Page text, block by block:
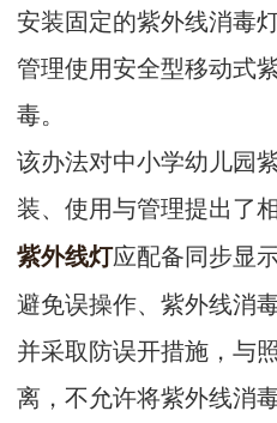
安装固定的紫外线消毒
管理使用安全型移动式
毒。
该办法对中小学幼儿园
装、使用与管理提出了
紫外线灯应配备同步显
避免误操作、紫外线消
并采取防误开措施，与
离，不允许将紫外线消